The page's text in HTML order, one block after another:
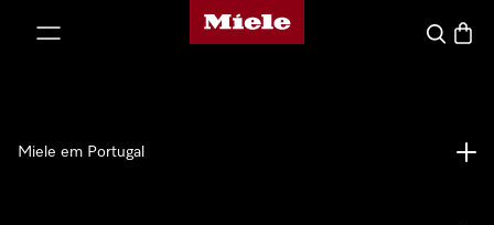
Página principal da Miele
Pesquisa
Miele em Portugal